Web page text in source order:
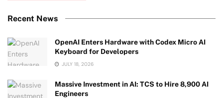
Recent News
OpenAI Enters Hardware with Codex Micro AI
Keyboard for Developers
JULY 18, 2026
Massive Investment in AI: TCS to Hire 8,900 AI
Engineers